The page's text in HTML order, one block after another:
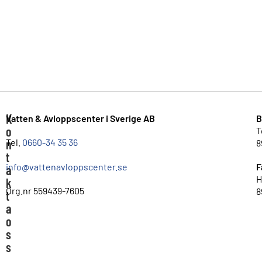
K
o
n
t
a
k
t
a
o
s
s
Vatten & Avloppscenter i Sverige AB
Tel. 0660-34 35 36
info@vattenavloppscenter.se
Org.nr 559439-7605